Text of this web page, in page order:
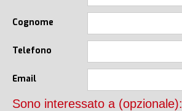
Cognome
Telefono
Email
Sono interessato a (opzionale):